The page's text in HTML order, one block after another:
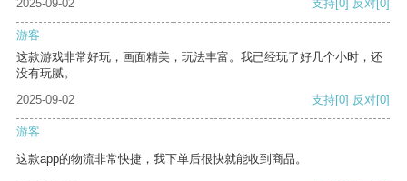
2025-09-02
支持[0] 反对[0]
游客
这款游戏非常好玩，画面精美，玩法丰富。我已经玩了好几个小时，还
没有玩腻。
2025-09-02
支持[0] 反对[0]
游客
这款app的物流非常快捷，我下单后很快就能收到商品。